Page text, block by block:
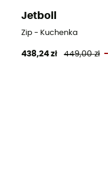
Jetboil
Zip - Kuchenka
438,24 zł 449,00 zł